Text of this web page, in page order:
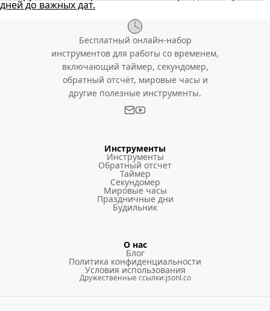
дней до важных дат.
Бесплатный онлайн-набор
инструментов для работы со временем,
включающий таймер, секундомер,
обратный отсчёт, мировые часы и
другие полезные инструменты.
Инструменты
Инструменты
Обратный отсчет
Таймер
Секундомер
Мировые часы
Праздничные дни
Будильник
О нас
Блог
Политика конфиденциальности
Условия использования
Дружественные ссылки:jsonl.co